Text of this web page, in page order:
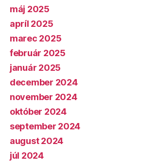
máj 2025
apríl 2025
marec 2025
február 2025
január 2025
december 2024
november 2024
október 2024
september 2024
august 2024
júl 2024